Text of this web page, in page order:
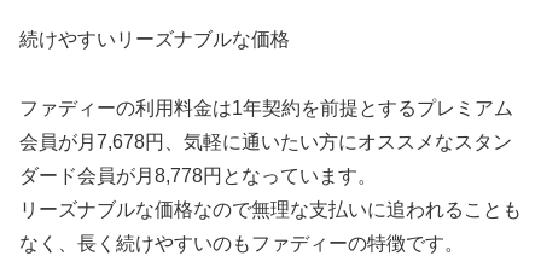
続けやすいリーズナブルな価格
ファディーの利用料金は1年契約を前提とするプレミアム
会員が月7,678円、気軽に通いたい方にオススメなスタン
ダード会員が月8,778円となっています。
リーズナブルな価格なので無理な支払いに追われることも
なく、長く続けやすいのもファディーの特徴です。